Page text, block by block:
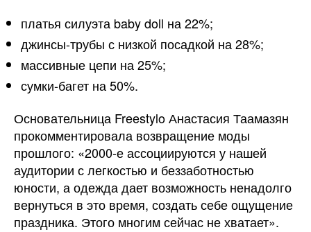
платья силуэта baby doll на 22%;
джинсы-трубы с низкой посадкой на 28%;
массивные цепи на 25%;
сумки-багет на 50%.
Основательница Freestylo Анастасия Таамазян
прокомментировала возвращение моды
прошлого: «2000-е ассоциируются у нашей
аудитории с легкостью и беззаботностью
юности, а одежда дает возможность ненадолго
вернуться в это время, создать себе ощущение
праздника. Этого многим сейчас не хватает».